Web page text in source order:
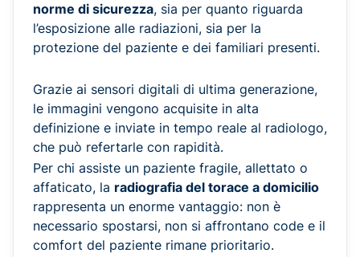
norme di sicurezza, sia per quanto riguarda
l’esposizione alle radiazioni, sia per la
protezione del paziente e dei familiari presenti.
Grazie ai sensori digitali di ultima generazione,
le immagini vengono acquisite in alta
definizione e inviate in tempo reale al radiologo,
che può refertarle con rapidità.
Per chi assiste un paziente fragile, allettato o
affaticato, la radiografia del torace a domicilio
rappresenta un enorme vantaggio: non è
necessario spostarsi, non si affrontano code e il
comfort del paziente rimane prioritario.